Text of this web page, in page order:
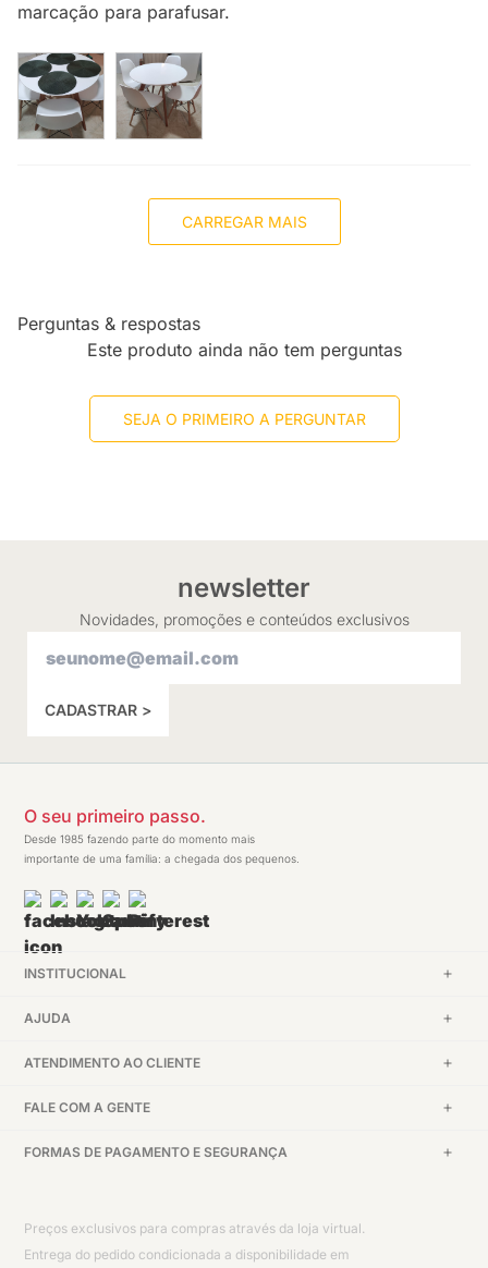
marcação para parafusar.
CARREGAR MAIS
Perguntas & respostas
Este produto ainda não tem perguntas
SEJA O PRIMEIRO A PERGUNTAR
newsletter
Novidades, promoções e conteúdos exclusivos
CADASTRAR >
O seu primeiro passo.
Desde 1985 fazendo parte do momento mais
importante de uma família: a chegada dos pequenos.
INSTITUCIONAL
AJUDA
ATENDIMENTO AO CLIENTE
FALE COM A GENTE
FORMAS DE PAGAMENTO E SEGURANÇA
Preços exclusivos para compras através da loja virtual.
Entrega do pedido condicionada a disponibilidade em